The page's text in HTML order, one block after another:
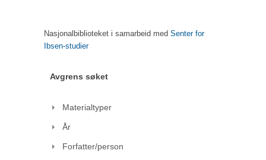
Nasjonalbiblioteket i samarbeid med Senter for
Ibsen-studier
Avgrens søket
Materialtyper
År
Forfatter/person